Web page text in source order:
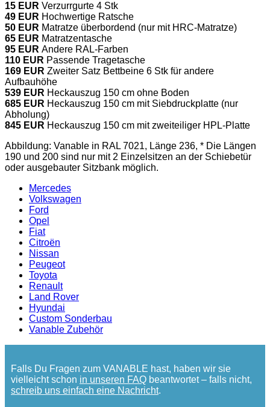
15 EUR Verzurrgurte 4 Stk
49 EUR Hochwertige Ratsche
50 EUR Matratze überbordend (nur mit HRC-Matratze)
65 EUR Matratzentasche
95 EUR Andere RAL-Farben
110 EUR Passende Tragetasche
169 EUR Zweiter Satz Bettbeine 6 Stk für andere
Aufbauhöhe
539 EUR Heckauszug 150 cm ohne Boden
685 EUR Heckauszug 150 cm mit Siebdruckplatte (nur
Abholung)
845 EUR Heckauszug 150 cm mit zweiteiliger HPL-Platte
Abbildung: Vanable in RAL 7021, Länge 236, * Die Längen
190 und 200 sind nur mit 2 Einzelsitzen an der Schiebetür
oder ausgebauter Sitzbank möglich.
Mercedes
Volkswagen
Ford
Opel
Fiat
Citroën
Nissan
Peugeot
Toyota
Renault
Land Rover
Hyundai
Custom Sonderbau
Vanable Zubehör
Falls Du Fragen zum VANABLE hast, haben wir sie
vielleicht schon in unseren FAQ beantwortet – falls nicht,
schreib uns einfach eine Nachricht.